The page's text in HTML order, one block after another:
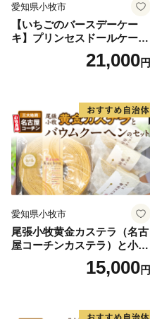
愛知県小牧市
【いちごのバースデーケー
キ】プリンセスドールケーキ
日時指定可 スイーツ デザー
ト 洋菓子 お取り寄せ 愛知県
デコレーションケーキ ホー
ルケーキ 人形 かわいい こど
も
21,000円
愛知県小牧市
尾張小牧黄金カステラ（名古
屋コーチンカステラ）と小牧
山城バウムクーヘン（コーチ
ン卵と和三盆糖使用）のセッ
三盆 小牧銘菓 バウムクーヘ
15,000円